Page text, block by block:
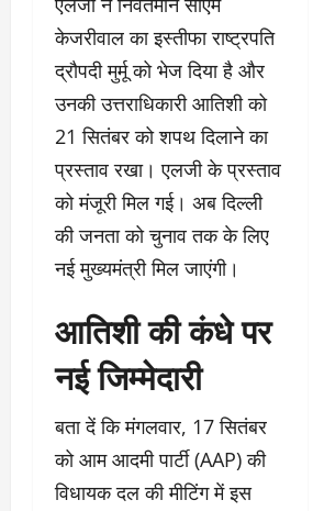
केजरीवाल का इस्तीफा राष्ट्रपति
द्रौपदी मुर्मू को भेज दिया है और
उनकी उत्तराधिकारी आतिशी को
21 सितंबर को शपथ दिलाने का
प्रस्ताव रखा। एलजी के प्रस्ताव
को मंजूरी मिल गई। अब दिल्ली
की जनता को चुनाव तक के लिए
नई मुख्यमंत्री मिल जाएंगी।
आतिशी की कंधे पर
नई जिम्मेदारी
बता दें कि मंगलवार, 17 सितंबर
को आम आदमी पार्टी (AAP) की
विधायक दल की मीटिंग में इस